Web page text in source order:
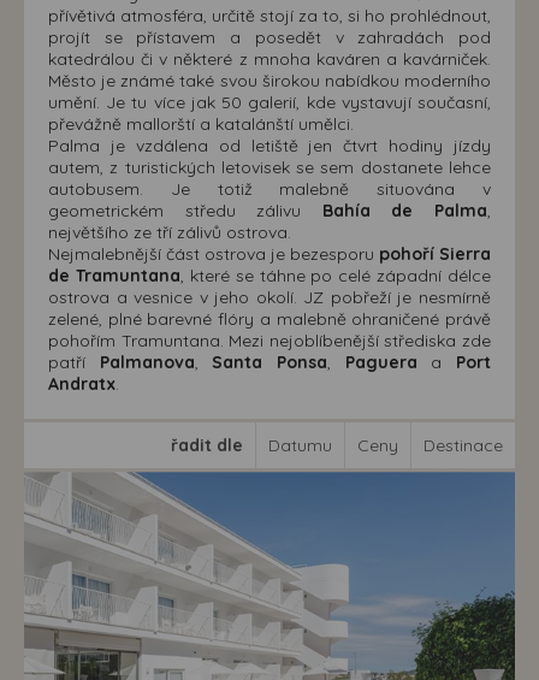
přívětivá atmosféra, určitě stojí za to, si ho prohlédnout,
projít se přístavem a posedět v zahradách pod
katedrálou či v některé z mnoha kaváren a kavárniček.
Město je známé také svou širokou nabídkou moderního
umění. Je tu více jak 50 galerií, kde vystavují současní,
převážně mallorští a katalánští umělci.
Palma je vzdálena od letiště jen čtvrt hodiny jízdy
autem, z turistických letovisek se sem dostanete lehce
autobusem. Je totiž malebně situována v
geometrickém středu zálivu Bahía de Palma,
největšího ze tří zálivů ostrova.
Nejmalebnější část ostrova je bezesporu pohoří Sierra
de Tramuntana, které se táhne po celé západní délce
ostrova a vesnice v jeho okolí. JZ pobřeží je nesmírně
zelené, plné barevné flóry a malebně ohraničené právě
pohořím Tramuntana. Mezi nejoblíbenější střediska zde
patří Palmanova, Santa Ponsa, Paguera a Port
Andratx.
řadit dle Datumu Ceny Destinace